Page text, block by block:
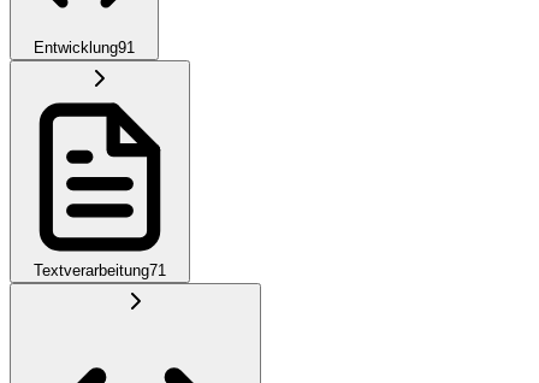
Entwicklung91
Textverarbeitung71